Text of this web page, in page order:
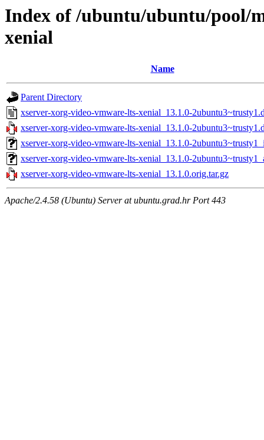
Index of /ubuntu/ubuntu/pool/
xenial
Name
Parent Directory
xserver-xorg-video-vmware-lts-xenial_13.1.0-
xserver-xorg-video-vmware-lts-xenial_13.1.0-
xserver-xorg-video-vmware-lts-xenial_13.1.0-
xserver-xorg-video-vmware-lts-xenial_13.1.0-
xserver-xorg-video-vmware-lts-xenial_13.1.0.orig.tar.gz
Apache/2.4.58 (Ubuntu) Server at ubuntu.grad.hr Port 443